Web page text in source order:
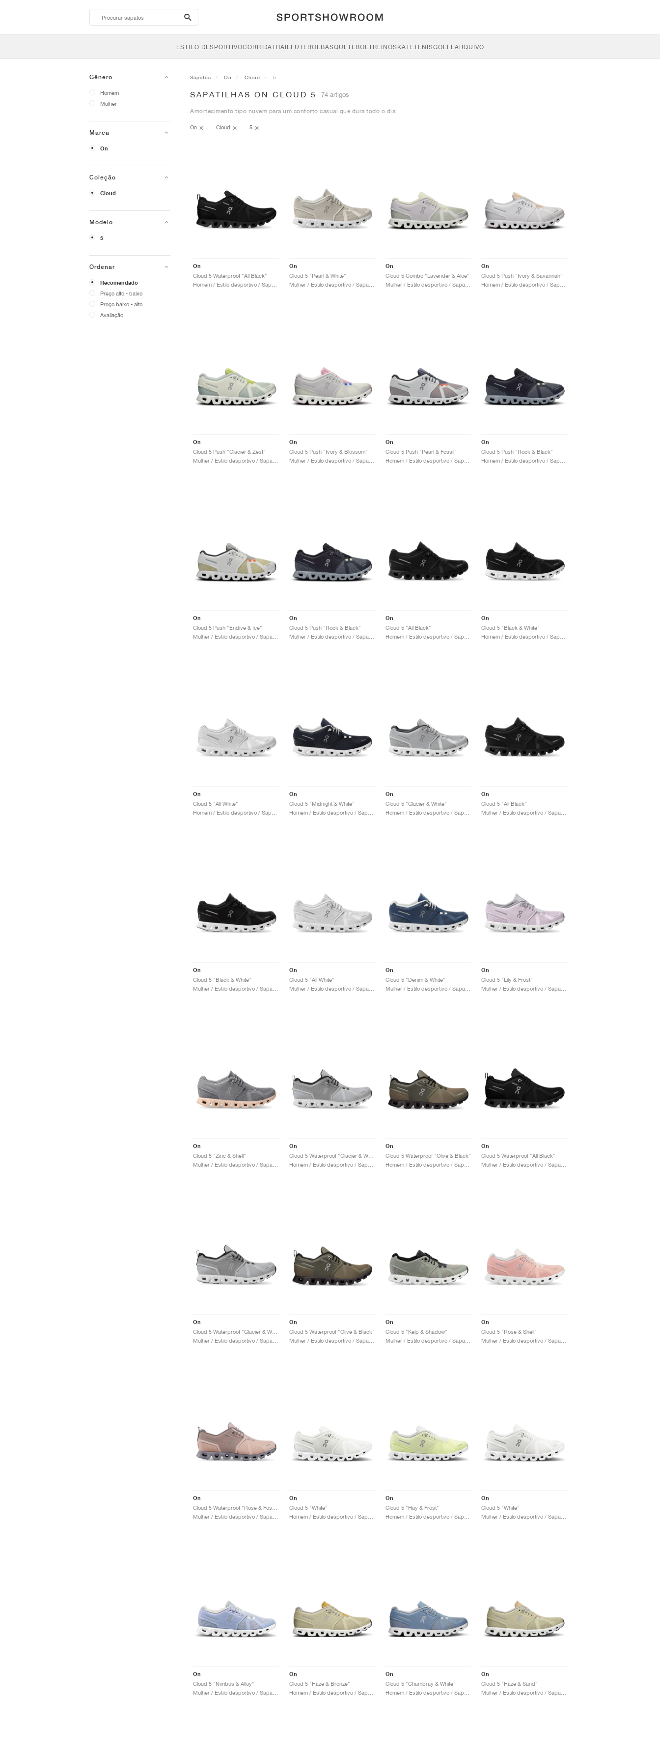
search-
btn
ESTILO DESPORTIVOCORRIDATRAILFUTEBOLBASQUETEBOLTREINOSKATETÉNISGOLFEARQUIVO
Gênero
Homem
Mulher
Marca
On
Coleção
Cloud
Modelo
5
Ordenar
Recomendado
Preço alto - baixo
Preço baixo - alto
Avaliação
Sapatos On Cloud 5
SAPATILHAS ON CLOUD 5 74 artigos
Amortecimento tipo nuvem para um conforto casual que dura todo o dia.
On Cloud 5
On
Cloud 5 Waterproof "All Black"
On
Cloud 5 "Pearl & White"
On
Cloud 5 Combo "Lavender & Aloe"
On
Cloud 5 Push "Ivory & Savannah"
On
Cloud 5 Push "Glacier & Zest"
On
Cloud 5 Push "Ivory & Blossom"
On
Cloud 5 Push "Pearl & Fossil"
On
Cloud 5 Push "Rock & Black"
On
Cloud 5 Push "Endive & Ice"
On
Cloud 5 Push "Rock & Black"
On
Cloud 5 "All Black"
On
Cloud 5 "Black & White"
On
Cloud 5 "All White"
On
Cloud 5 "Midnight & White"
On
Cloud 5 "Glacier & White"
On
Cloud 5 "All Black"
On
Cloud 5 "Black & White"
On
Cloud 5 "All White"
On
Cloud 5 "Denim & White"
On
Cloud 5 "Lily & Frost"
On
Cloud 5 "Zinc & Shell"
On
Cloud 5 Waterproof "Glacier & White"
On
Cloud 5 Waterproof "Olive & Black"
On
Cloud 5 Waterproof "All Black"
On On
Cloud 5 Waterproof "Olive & Black"
On
Cloud 5 "Kelp & Shadow"
On
Cloud 5 "Rose & Shell"
On On
Cloud 5 "White"
On
Cloud 5 "Hay & Frost"
On
Cloud 5 "White"
On
Cloud 5 "Nimbus & Alloy"
On
Cloud 5 "Haze & Bronze"
On
Cloud 5 "Chambray & White"
On
Cloud 5 "Haze & Sand"